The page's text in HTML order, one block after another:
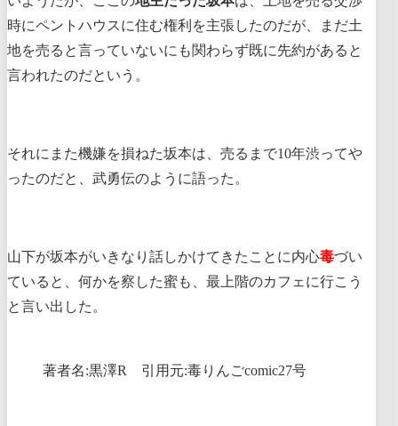
時にペントハウスに住む権利を主張したのだが、まだ土
地を売ると言っていないにも関わらず既に先約があると
言われたのだという。
それにまた機嫌を損ねた坂本は、売るまで10年渋ってや
ったのだと、武勇伝のように語った。
山下が坂本がいきなり話しかけてきたことに内心毒づい
ていると、何かを察した蜜も、最上階のカフェに行こう
と言い出した。
著者名:黒澤R 引用元:毒りんごcomic27号